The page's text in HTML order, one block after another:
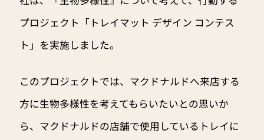
プロジェクト「トレイマット デザイン コンテス
ト」を実施しました。
このプロジェクトでは、マクドナルドへ来店する
方に生物多様性を考えてもらいたいとの思いか
ら、マクドナルドの店舗で使用しているトレイに